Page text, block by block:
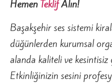
HemenTeklifAlın!
Başakşehir ses sistemi
düğünlerden kurumsal
alanda kaliteli ve
Etkinliğinizin sesini